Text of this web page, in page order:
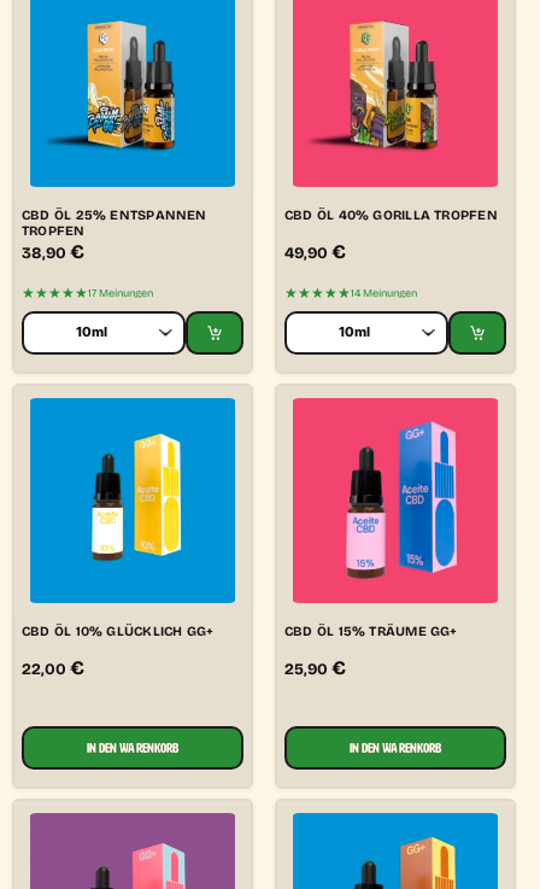
CBD ÖL 25% ENTSPANNEN
TROPFEN
38,90 €
★★★★★17 Meinungen
CBD ÖL 40% GORILLA TROPFEN
49,90 €
★★★★★14 Meinungen
CBD ÖL 10% GLÜCKLICH GG+
22,00 €
IN DEN WARENKORB
CBD ÖL 15% TRÄUME GG+
25,90 €
IN DEN WARENKORB